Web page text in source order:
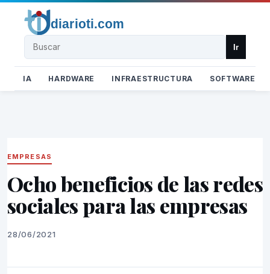
Buscar Ir
IA HARDWARE INFRAESTRUCTURA SOFTWARE
EMPRESAS
Ocho beneficios de las redes
sociales para las empresas
28/06/2021